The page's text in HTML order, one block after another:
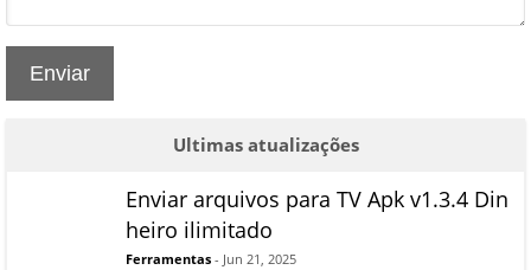
Enviar
Ultimas atualizações
Enviar arquivos para TV Apk v1.3.4 Din
heiro ilimitado
Ferramentas - Jun 21, 2025